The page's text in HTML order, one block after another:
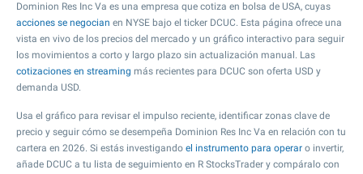
Dominion Res Inc Va es una empresa que cotiza en bolsa de USA, cuyas
acciones se negocian en NYSE bajo el ticker DCUC. Esta página ofrece una
vista en vivo de los precios del mercado y un gráfico interactivo para seguir
los movimientos a corto y largo plazo sin actualización manual. Las
cotizaciones en streaming más recientes para DCUC son oferta USD y
demanda USD.
Usa el gráfico para revisar el impulso reciente, identificar zonas clave de
precio y seguir cómo se desempeña Dominion Res Inc Va en relación con tu
cartera en 2026. Si estás investigando el instrumento para operar o invertir,
añade DCUC a tu lista de seguimiento en R StocksTrader y compáralo con